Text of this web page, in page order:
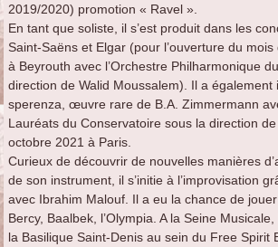
2019/2020) promotion « Ravel ».
En tant que soliste, il s’est produit dans les
Saint-Saëns et Elgar (pour l’ouverture du
à Beyrouth avec l’Orchestre Philharmonique
direction de Walid Moussalem). Il a également
sperenza, œuvre rare de B.A. Zimmermann
Lauréats du Conservatoire sous la direction
octobre 2021 à Paris.
Curieux de découvrir de nouvelles manières
de son instrument, il s’initie à l’improvisation
avec Ibrahim Malouf. Il a eu la chance de
Bercy, Baalbek, l’Olympia. A la Seine
la Basilique Saint-Denis au sein du Free Spirit